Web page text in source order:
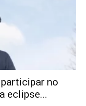
no
eclipse...